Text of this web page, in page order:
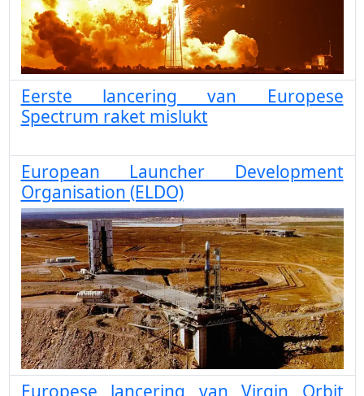
Eerste lancering van Europese
Spectrum raket mislukt
European Launcher Development
Organisation (ELDO)
Europese lancering van Virgin Orbit